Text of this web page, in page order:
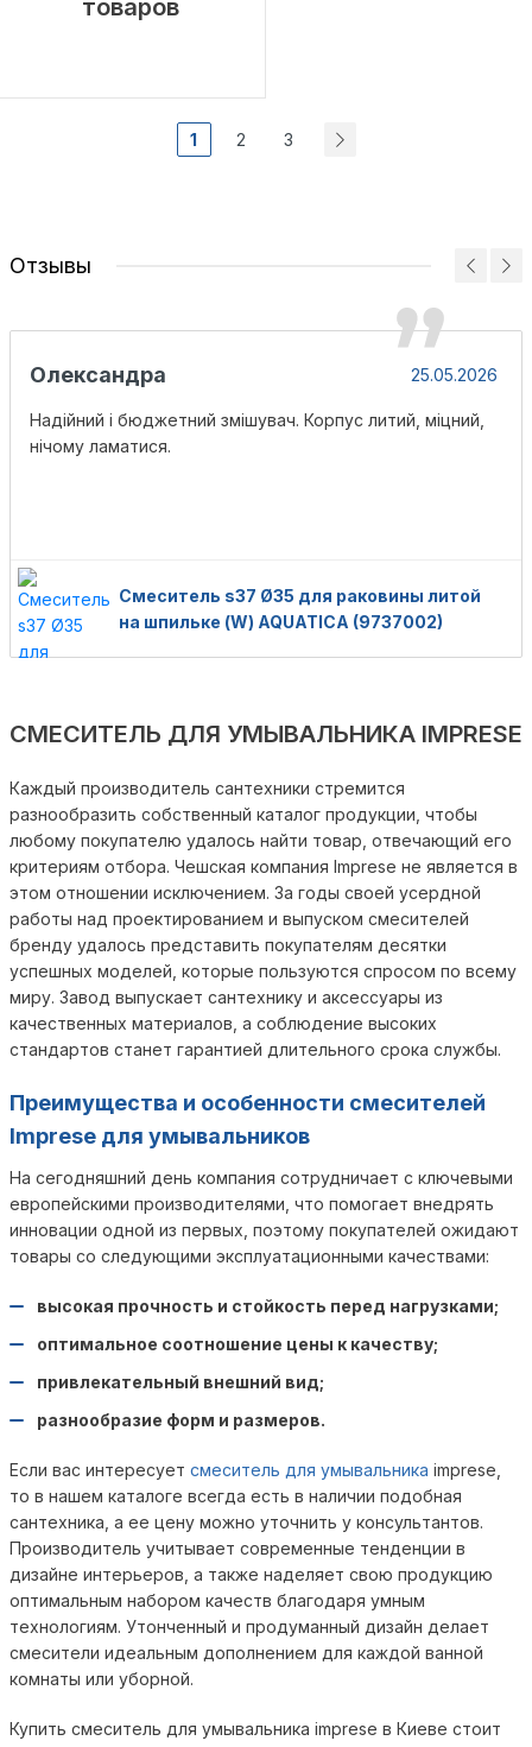
товаров
1 2 3
Отзывы
Олександра 25.05.2026
Надійний і бюджетний змішувач. Корпус литий, міцний,
нічому ламатися.
Смеситель s37 Ø35 для раковины литой
на шпильке (W) AQUATICA (9737002)
СМЕСИТЕЛЬ ДЛЯ УМЫВАЛЬНИКА IMPRESE
Каждый производитель сантехники стремится
разнообразить собственный каталог продукции, чтобы
любому покупателю удалось найти товар, отвечающий его
критериям отбора. Чешская компания Imprese не является в
этом отношении исключением. За годы своей усердной
работы над проектированием и выпуском смесителей
бренду удалось представить покупателям десятки
успешных моделей, которые пользуются спросом по всему
миру. Завод выпускает сантехнику и аксессуары из
качественных материалов, а соблюдение высоких
стандартов станет гарантией длительного срока службы.
Преимущества и особенности смесителей
Imprese для умывальников
На сегодняшний день компания сотрудничает с ключевыми
европейскими производителями, что помогает внедрять
инновации одной из первых, поэтому покупателей ожидают
товары со следующими эксплуатационными качествами:
высокая прочность и стойкость перед нагрузками;
оптимальное соотношение цены к качеству;
привлекательный внешний вид;
разнообразие форм и размеров.
Если вас интересует смеситель для умывальника imprese,
то в нашем каталоге всегда есть в наличии подобная
сантехника, а ее цену можно уточнить у консультантов.
Производитель учитывает современные тенденции в
дизайне интерьеров, а также наделяет свою продукцию
оптимальным набором качеств благодаря умным
технологиям. Утонченный и продуманный дизайн делает
смесители идеальным дополнением для каждой ванной
комнаты или уборной.
Купить смеситель для умывальника imprese в Киеве стоит